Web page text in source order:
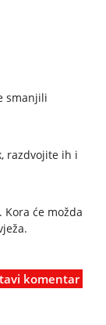
smanjili
razdvojite ih i
će možda
komentar